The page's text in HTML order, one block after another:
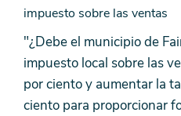
impuesto sobre las ventas
"¿Debe el municipio de
impuesto local sobre las
por ciento y aumentar la
ciento para proporcionar